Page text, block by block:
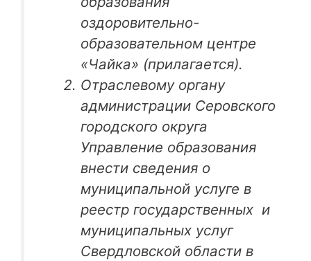
оздоровительно-
образовательном центре
«Чайка» (прилагается).
Отраслевому органу
администрации Серовского
городского округа
Управление образования
внести сведения о
муниципальной услуге в
реестр государственных и
муниципальных услуг
Свердловской области в